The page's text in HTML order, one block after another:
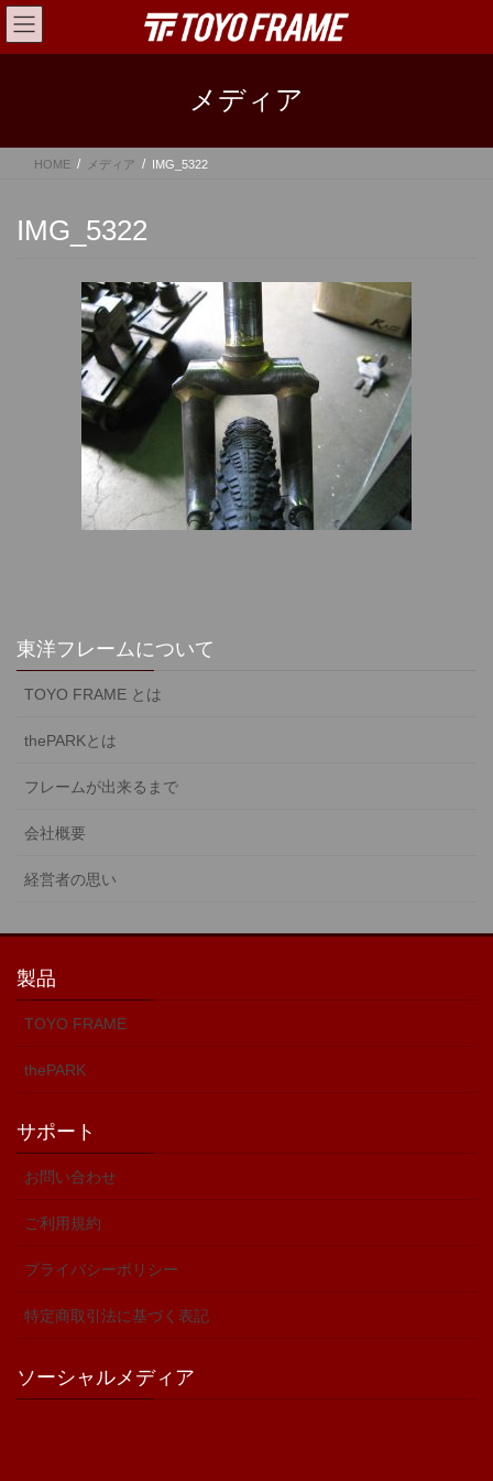
コ
ン
テ
ス
ナ
ビ
ゲ
ン
メディア
HOME メディア IMG_5322
IMG_5322
東洋フレームについて
TOYO FRAME とは
thePARKとは
フレームが出来るまで
会社概要
経営者の思い
製品
TOYO FRAME
thePARK
サポート
お問い合わせ
ご利用規約
プライバシーポリシー
特定商取引法に基づく表記
ソーシャルメディア